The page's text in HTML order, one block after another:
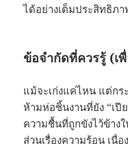
ได้อย่างเต็มประสิทธิภา
ข้อจำกัดที่ควรรู้ (เ
แม้จะเก่งแค่ไหน แต่ก
ห้ามห่อชิ้นงานที่ยัง “เปี
ความชื้นที่ถูกขังไว้ข้าง
ส่วนเรื่องความร้อน เนื่